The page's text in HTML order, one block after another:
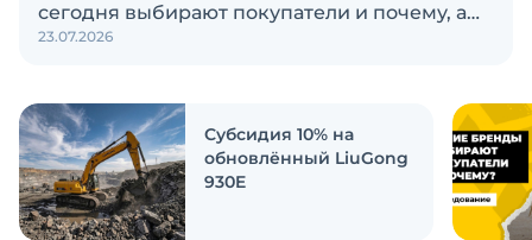
сегодня выбирают покупатели и почему, а
также кого считают лидерами рынка?
ответить на эти вопросы
23.07.2026
Субсидия 10% на
обновлённый LiuGong
930E